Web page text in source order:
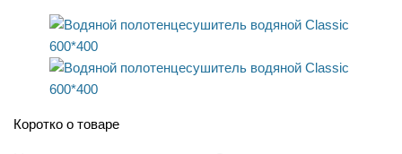
Коротко о товаре